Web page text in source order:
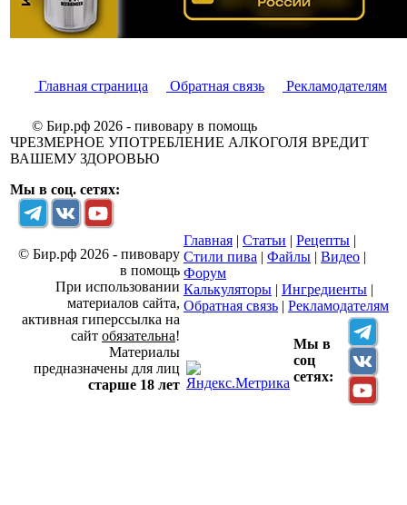
Главная страница Обратная связь Рекламодателям
© Бир.рф 2026 - пивовару в помощь
ЧРЕЗМЕРНОЕ УПОТРЕБЛЕНИЕ АЛКОГОЛЯ ВРЕДИТ
ВАШЕМУ ЗДОРОВЬЮ
Мы в соц. сетях:
© Бир.рф 2026 - пивовару
в помощь
При использовании
материалов сайта,
активная гиперссылка на
сайт обязательна!
Материалы
предназначены для лиц
старше 18 лет
Главная | Статьи | Рецепты |
Стили пива | Файлы | Видео |
Форум
Калькуляторы | Ингредиенты |
Обратная связь | Рекламодателям
Мы в
соц
сетях: